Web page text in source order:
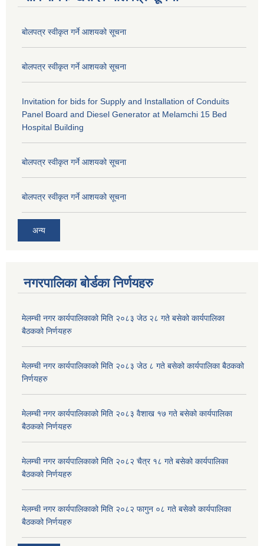
बोलपत्र स्वीकृत गर्ने आशयको सूचना
बोलपत्र स्वीकृत गर्ने आशयको सूचना
Invitation for bids for Supply and Installation of Conduits
Panel Board and Diesel Generator at Melamchi 15 Bed
Hospital Building
बोलपत्र स्वीकृत गर्ने आशयको सूचना
बोलपत्र स्वीकृत गर्ने आशयको सूचना
अन्य
नगरपालिका बोर्डका निर्णयहरु
मेलम्ची नगर कार्यपालिकाको मिति २०८३ जेठ २८ गते बसेको कार्यपालिका
बैठकको निर्णयहरु
मेलम्ची नगर कार्यपालिकाको मिति २०८३ जेठ ८ गते बसेको कार्यपालिका बैठकको
निर्णयहरु
मेलम्ची नगर कार्यपालिकाको मिति २०८३ वैशाख १७ गते बसेको कार्यपालिका
बैठकको निर्णयहरु
मेलम्ची नगर कार्यपालिकाको मिति २०८२ चैत्र १८ गते बसेको कार्यपालिका
बैठकको निर्णयहरु
मेलम्ची नगर कार्यपालिकाको मिति २०८२ फागुन ०८ गते बसेको कार्यपालिका
बैठकको निर्णयहरु